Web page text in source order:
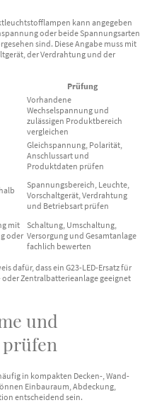
kann angegeben
oder beide Spannungsarten
sind. Diese Angabe muss mit
der Verdrahtung und der
Prüfung
Vorhandene
Wechselspannung und
zulässigen Produktbereich
vergleichen
Gleichspannung, Polarität,
Anschlussart und
Produktdaten prüfen
Spannungsbereich, Leuchte,
Vorschaltgerät, Verdrahtung
und Betriebsart prüfen
mit
oder
Schaltung, Umschaltung,
Versorgung und Gesamtanlage
fachlich bewerten
dafür, dass ein G23-LED-Ersatz für
Zentralbatterieanlage geeignet
und
in kompakten Decken-, Wand-
Einbauraum, Abdeckung,
entscheidend sein.